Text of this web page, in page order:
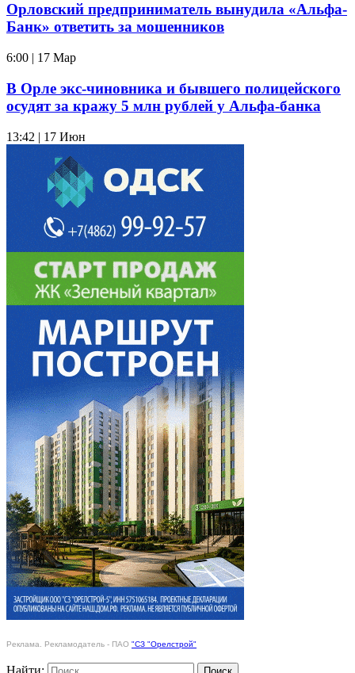
Орловский предприниматель вынудила «Альфа-
Банк» ответить за мошенников
6:00 | 17 Мар
В Орле экс-чиновника и бывшего полицейского
осудят за кражу 5 млн рублей у Альфа-банка
13:42 | 17 Июн
Реклама. Рекламодатель - ПАО "СЗ "Орелстрой"
Найти: